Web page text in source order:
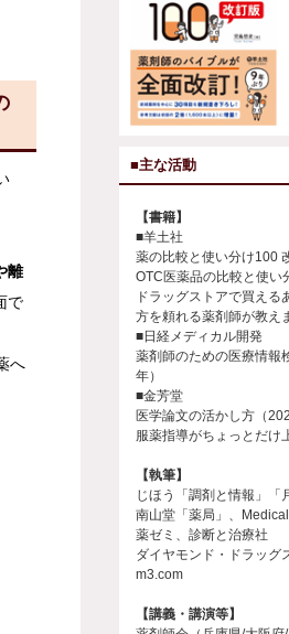
離
で
へ
■主な活動
【書籍】
■羊土社
薬の比較と使い分け100
OTC医薬品の比較と使い
ドラッグストアで買える
方を頼れる薬剤師が教え
■日経メディカル開発
薬剤師のための医療情報
年）
■金芳堂
医学論文の活かし方（
服薬指導がちょっとだけ
【執筆】
じほう「調剤と情報」「
南山堂「薬局」、
薬ゼミ、診断と治療社
ダイヤモンド・ドラッグ
m3.com
【講義・講演等】